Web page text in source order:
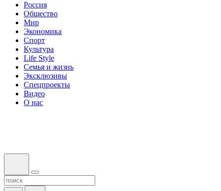
Россия
Общество
Мир
Экономика
Спорт
Культура
Life Style
Семья и жизнь
Эксклюзивы
Спецпроекты
Видео
О нас